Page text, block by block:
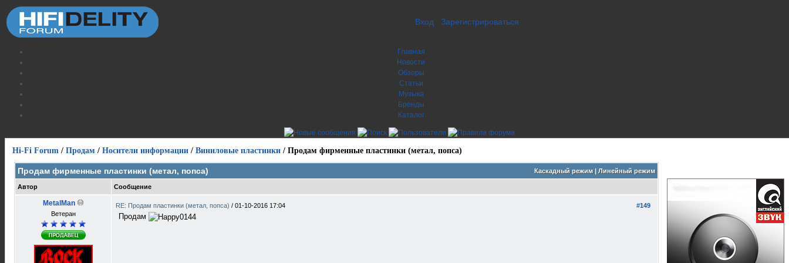
Вход Зарегистрироваться
Главная
Новости
Обзоры
Статьи
Музыка
Бренды
Каталог
Hi-Fi Forum / Продам / Носители информации / Виниловые пластинки / Продам фирменные пластинки (метал, попса)
Каскадный режим| Линейный режим
Продам фирменные пластинки (метал, попса)
Автор Сообщение
MetalMan
Ветеран
#149
RE: Продам пластинки (метал, попса) / 01-10-2016 17:04
Продам